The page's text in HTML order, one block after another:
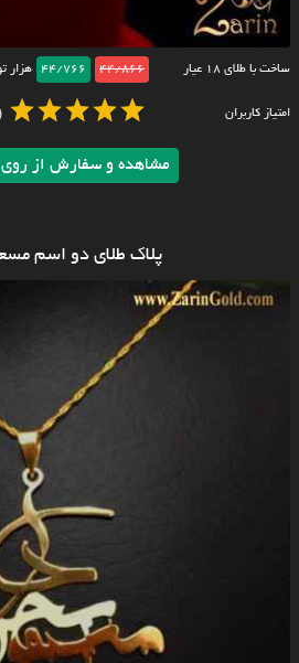
ساخت با طلای ۱۸ عیار 44/866
44/766 هزار
امتیاز کاربران (688)
مشاهده و سفارش از روی
پلاک طلای دو اسم